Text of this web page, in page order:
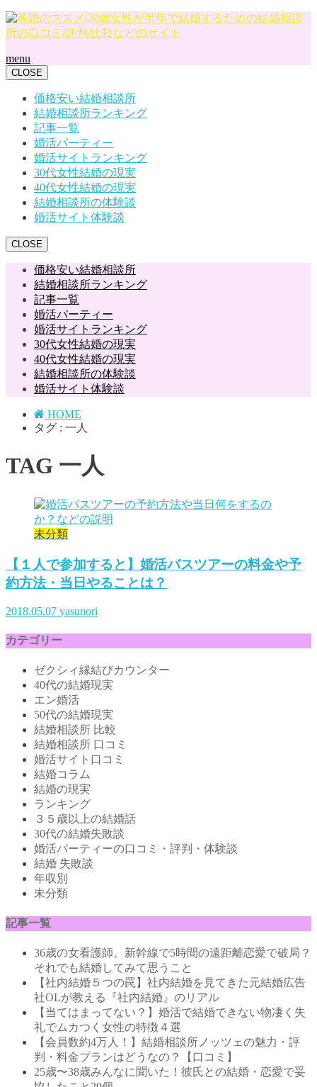
menu
CLOSE
価格安い結婚相談所
結婚相談所ランキング
記事一覧
婚活パーティー
婚活サイトランキング
30代女性結婚の現実
40代女性結婚の現実
結婚相談所の体験談
婚活サイト体験談
CLOSE
価格安い結婚相談所
結婚相談所ランキング
記事一覧
婚活パーティー
婚活サイトランキング
30代女性結婚の現実
40代女性結婚の現実
結婚相談所の体験談
婚活サイト体験談
HOME
タグ : 一人
TAG 一人
未分類
【１人で参加すると】婚活バスツアーの料金や予
約方法・当日やることは？
2018.05.07 yasunori
カテゴリー
ゼクシィ縁結びカウンター
40代の結婚現実
エン婚活
50代の結婚現実
結婚相談所 比較
結婚相談所 口コミ
婚活サイト口コミ
結婚コラム
結婚の現実
ランキング
３５歳以上の結婚話
30代の結婚失敗談
婚活パーティーの口コミ・評判・体験談
結婚 失敗談
年収別
未分類
記事一覧
36歳の女看護師。新幹線で5時間の遠距離恋愛で破局？
それでも結婚してみて思うこと
【社内結婚５つの罠】社内結婚を見てきた元結婚広告
社OLが教える『社内結婚』のリアル
【当てはまってない？】婚活で結婚できない物凄く失
礼でムカつく女性の特徴４選
【会員数約4万人！】結婚相談所ノッツェの魅力・評
判・料金プランはどうなの？【口コミ】
25歳〜38歳みんなに聞いた！彼氏との結婚・恋愛で妥